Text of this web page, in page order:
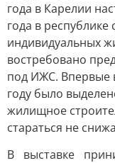
года в Карелии
года в
индивидуальных
востребовано
под ИЖС. Впервые
году было
жилищное
стараться не
В выставке